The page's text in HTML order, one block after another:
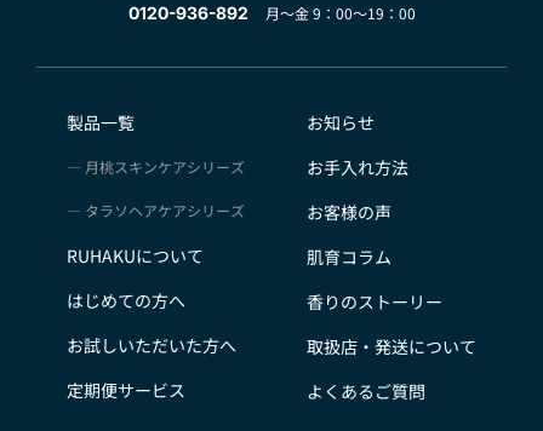
0120-936-892
月～金 9：00～19：00
製品一覧
月桃スキンケアシリーズ
タラソヘアケアシリーズ
RUHAKUについて
はじめての方へ
お試しいただいた方へ
定期便サービス
お知らせ
お手入れ方法
お客様の声
肌育コラム
香りのストーリー
取扱店・発送について
よくあるご質問